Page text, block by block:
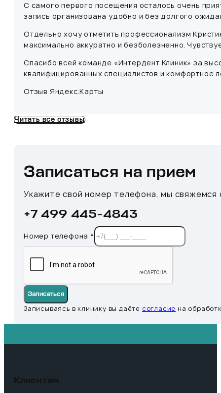
С самого первого посещения осталось очень
запись организована удобно и без долгого
Отдельно хочу отметить профессионализм
максимально аккуратно и безболезненно.
Спасибо всей команде «Интердент Клиник» за
квалифицированных специалистов и комфортное
Отзыв Яндекс.Карты
Читать все отзывы
Записаться на прием
Укажите свой номер телефона, мы свяжемся
+7 499 445-4843
Номер телефона *
Записаться
Записываясь в клинику вы даёте согласие на
Клиентам